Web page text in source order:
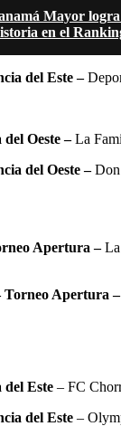
Mayor logra
en el
del Este –
Oeste –La
del Oeste –
Apertura –
Torneo Apertura –
del Este – FC
del Este –